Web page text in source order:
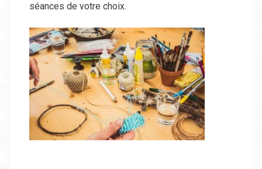
séances de votre choix.